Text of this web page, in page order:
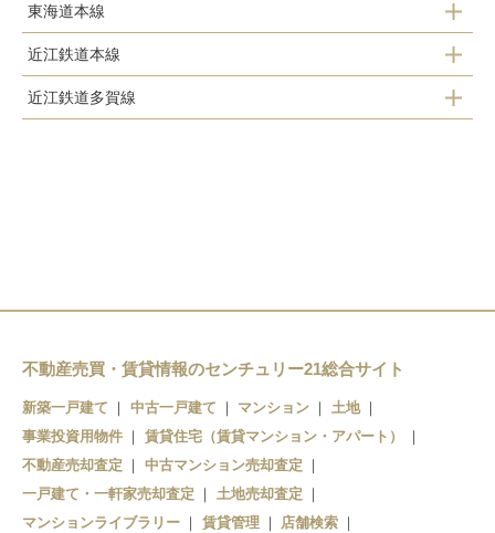
東海道本線
彦根駅
南彦根駅
近江鉄道本線
フジテック前駅
近江鉄道多賀線
不動産売買・賃貸情報のセンチュリー21総合サイト
新築一戸建て 中古一戸建て マンション
土地
事業投資用物件
賃貸住宅（賃貸マンション・アパート）
不動産売却査定
中古マンション売却査定
一戸建て・一軒家売却査定
土地売却査定
マンションライブラリー
賃貸管理
店舗検索